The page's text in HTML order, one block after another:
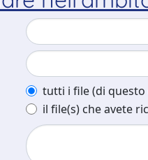
tutti i file (di
il file(s) che avete